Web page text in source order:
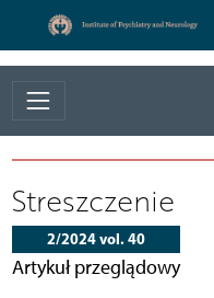
Streszczenie
2/2024 vol. 40
Artykuł przeglądowy